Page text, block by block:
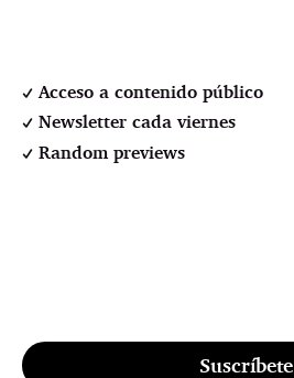
Acceso a contenido público
Newsletter cada viernes
Random previews
Suscríbete